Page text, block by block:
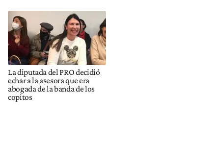
La diputada del PRO decidió
echar a la asesora que era
abogada de la banda de los
copitos